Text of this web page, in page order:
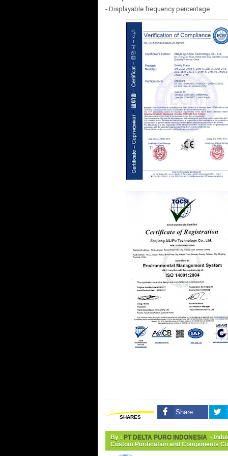
- Displayable frequency percentage
SHARES
Share
By : PT DELTA PURO INDONESIA ~
Custom Purification and Components